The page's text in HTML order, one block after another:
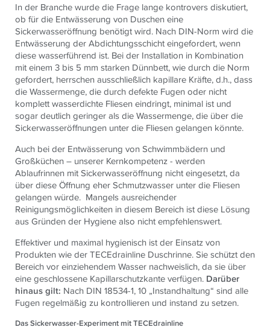
In der Branche wurde die Frage lange kontrovers diskutiert,
ob für die Entwässerung von Duschen eine
Sickerwasseröffnung benötigt wird. Nach DIN-Norm wird die
Entwässerung der Abdichtungsschicht eingefordert, wenn
diese wasserführend ist. Bei der Installation in Kombination
mit einem 3 bis 5 mm starken Dünnbett, wie durch die Norm
gefordert, herrschen ausschließlich kapillare Kräfte, d.h., dass
die Wassermenge, die durch defekte Fugen oder nicht
komplett wasserdichte Fliesen eindringt, minimal ist und
sogar deutlich geringer als die Wassermenge, die über die
Sickerwasseröffnungen unter die Fliesen gelangen könnte.
Auch bei der Entwässerung von Schwimmbädern und
Großküchen – unserer Kernkompetenz - werden
Ablaufrinnen mit Sickerwasseröffnung nicht eingesetzt, da
über diese Öffnung eher Schmutzwasser unter die Fliesen
gelangen würde. Mangels ausreichender
Reinigungsmöglichkeiten in diesem Bereich ist diese Lösung
aus Gründen der Hygiene also nicht empfehlenswert.
Effektiver und maximal hygienisch ist der Einsatz von
Produkten wie derTECEdrainline Duschrinne. Sie schützt den
Bereich vor einziehendem Wasser nachweislich, da sie über
eine geschlossene Kapillarschutzkante verfügen. Darüber
hinaus gilt: Nach DIN 18534-1, 10 „Instandhaltung“ sind alle
Fugen regelmäßig zu kontrollieren und instand zu setzen.
Das Sickerwasser-Experiment mit TECEdrainline